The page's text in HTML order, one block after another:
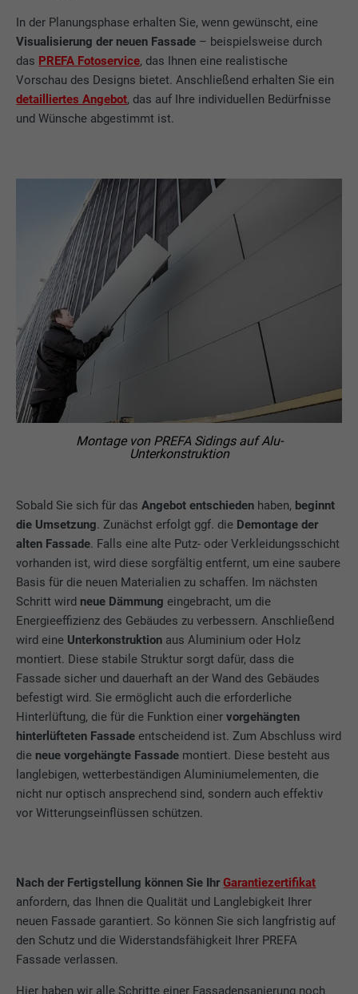
In der Planungsphase erhalten Sie, wenn gewünscht, eine
Visualisierung der neuen Fassade – beispielsweise durch
das PREFA Fotoservice, das Ihnen eine realistische
Vorschau des Designs bietet. Anschließend erhalten Sie ein
detailliertes Angebot, das auf Ihre individuellen Bedürfnisse
und Wünsche abgestimmt ist.
Sobald Sie sich für dasAngebot entschieden haben, beginnt
die Umsetzung. Zunächst erfolgt ggf. die Demontage der
alten Fassade. Falls eine alte Putz- oder Verkleidungsschicht
vorhanden ist, wird diese sorgfältig entfernt, um eine saubere
Basis für die neuen Materialien zu schaffen. Im nächsten
Schritt wird neue Dämmung eingebracht, um die
Energieeffizienz des Gebäudes zu verbessern. Anschließend
wird eine Unterkonstruktion aus Aluminium oder Holz
montiert. Diese stabile Struktur sorgt dafür, dass die
Fassade sicher und dauerhaft an der Wand des Gebäudes
befestigt wird. Sie ermöglicht auch die erforderliche
Hinterlüftung, die für die Funktion einervorgehängten
hinterlüfteten Fassade entscheidend ist. Zum Abschluss wird
die neue vorgehängte Fassade montiert. Diese besteht aus
langlebigen, wetterbeständigen Aluminiumelementen, die
nicht nur optisch ansprechend sind, sondern auch effektiv
vor Witterungseinflüssen schützen.
Montage von PREFA Sidings auf Alu-
Unterkonstruktion
Nach der Fertigstellung können Sie IhrGarantiezertifikat
anfordern, das Ihnen die Qualität und Langlebigkeit Ihrer
neuen Fassade garantiert. So können Sie sich langfristig auf
den Schutz und die Widerstandsfähigkeit Ihrer PREFA
Fassade verlassen.
Hier haben wir alle Schritte einer Fassadensanierung noch
Zweck
Wird verwendet, um Besucher auf
mehreren Webseiten zu verfolgen, um
relevante Werbung basierend auf den
Präferenzen des Besuchers zu
präsentieren.
Anbieter LinkedIn
1 Tag
Zweck
Verwendet vom Social-Networking-Dienst
LinkedIn für die Verfolgung der
Verwendung von eingebetteten
Dienstleistungen
Name
Anbieter
Laufzeit 1 Jahr
Cookies in diesem Browser vorhanden ist
Anbieter Facebook
Laufzeit 3 Monate
Wird von Facebook genutzt, um eine Reihe
von Werbeprodukten anzuzeigen, zum
Beispiel Echtzeitgebote dritter
Werbetreibender.
Name fr
Anbieter Facebook
Zweck
Wird von Facebook genutzt, um eine Reihe
von Werbeprodukten anzuzeigen, zum
Beispiel Echtzeitgebote dritter
Werbetreibender.
Name IDE